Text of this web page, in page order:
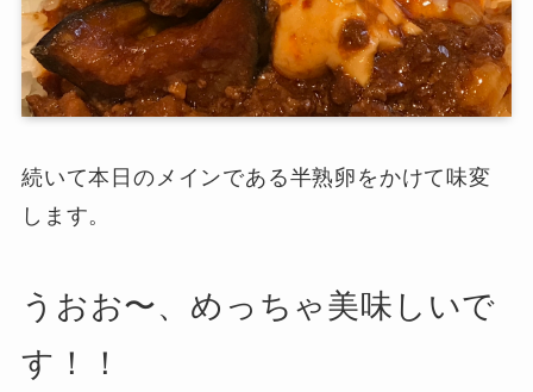
続いて本日のメインである半熟卵をかけて味変
します。
うおお〜、めっちゃ美味しいで
す！！